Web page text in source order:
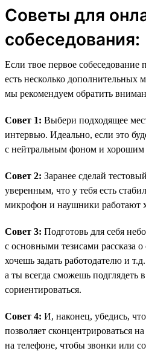
Советы для
собеседования:
Если твое первое собеседование
есть несколько дополнительных
мы рекомендуем обратить
Совет 1: Выбери подходящее
интервью. Идеально, если это
с нейтральным фоном и хорошим
Совет 2: Заранее сделай
уверенным, что у тебя есть
микрофон и наушники работают
Совет 3: Подготовь для себя
с основными тезисами рассказа
хочешь задать работодателю и
а ты всегда сможешь подглядеть
сориентироваться.
Совет 4: И, наконец, убедись,
позволяет сконцентрироваться
на телефоне, чтобы звонки или